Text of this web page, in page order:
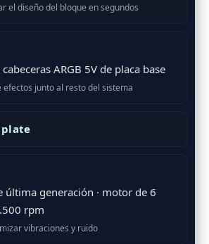
el diseño del bloque en segundos
ARGB 5V de placa base
junto al resto del sistema
plate
última generación · motor de 6
rpm
vibraciones y ruido